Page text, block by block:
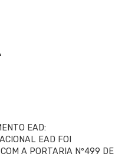
EAD:
EAD FOI
A PORTARIA Nº499 DE